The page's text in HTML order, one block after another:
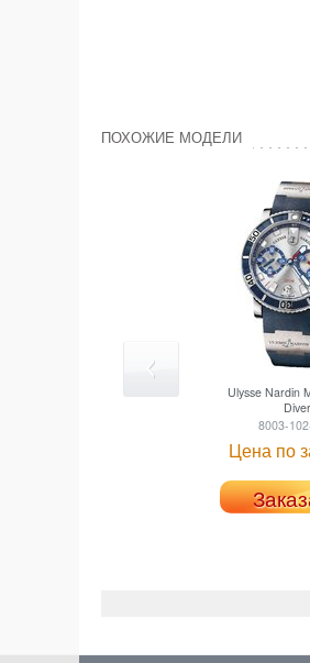
ПОХОЖИЕ МОДЕЛИ
Ulysse Nardin
Diver
8003-
Цена по